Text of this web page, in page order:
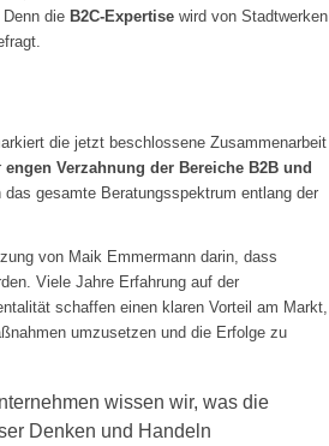
die B2C-Expertise wird von Stadtwerken
die jetzt beschlossene Zusammenarbeit
engen Verzahnung der Bereiche B2B und
gesamte Beratungsspektrum entlang der
von Maik Emmermann darin, dass
Viele Jahre Erfahrung auf der
schaffen einen klaren Vorteil am Markt,
umzusetzen und die Erfolge zu
wissen wir, was die
Denken und Handeln